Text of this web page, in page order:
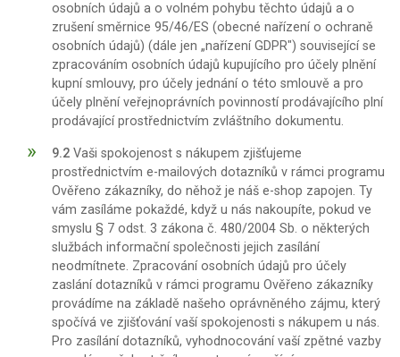
osobních údajů a o volném pohybu těchto údajů a o
zrušení směrnice 95/46/ES (obecné nařízení o ochraně
osobních údajů) (dále jen „nařízení GDPR") související se
zpracováním osobních údajů kupujícího pro účely plnění
kupní smlouvy, pro účely jednání o této smlouvě a pro
účely plnění veřejnoprávních povinností prodávajícího plní
prodávající prostřednictvím zvláštního dokumentu.
9.2 Vaši spokojenost s nákupem zjišťujeme
prostřednictvím e-mailových dotazníků v rámci programu
Ověřeno zákazníky, do něhož je náš e-shop zapojen. Ty
vám zasíláme pokaždé, když u nás nakoupíte, pokud ve
smyslu § 7 odst. 3 zákona č. 480/2004 Sb. o některých
službách informační společnosti jejich zasílání
neodmítnete. Zpracování osobních údajů pro účely
zaslání dotazníků v rámci programu Ověřeno zákazníky
provádíme na základě našeho oprávněného zájmu, který
spočívá ve zjišťování vaší spokojenosti s nákupem u nás.
Pro zasílání dotazníků, vyhodnocování vaší zpětné vazby